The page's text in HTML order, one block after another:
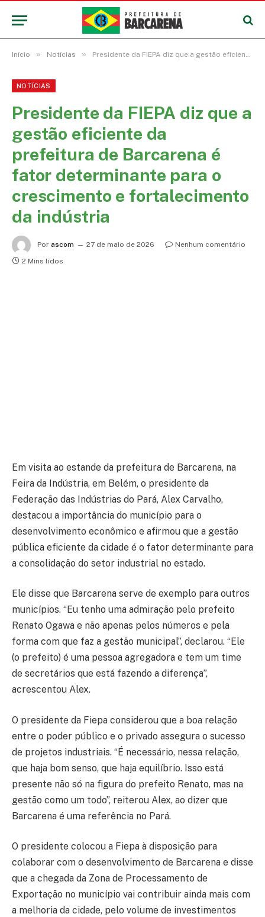
Início » Notícias » Presidente da FIEPA diz que a gestão eficiente da prefeitura de Barcarena é fator determinante para o crescimento e fortalecimento da indústria
NOTÍCIAS
Presidente da FIEPA diz que a
gestão eficiente da
prefeitura de Barcarena é
fator determinante para o
crescimento e fortalecimento
da indústria
Por ascom 27 de maio de 2026
Nenhum comentário
2 Mins lidos
Em visita ao estande da prefeitura de Barcarena, na
Feira da Indústria, em Belém, o presidente da
Federação das Indústrias do Pará, Alex Carvalho,
destacou a importância do município para o
desenvolvimento econômico e afirmou que a gestão
pública eficiente da cidade é o fator determinante para
a consolidação do setor industrial no estado.
Ele disse que Barcarena serve de exemplo para outros
municípios. “Eu tenho uma admiração pelo prefeito
Renato Ogawa e não apenas pelos números e pela
forma com que faz a gestão municipal”, declarou. “Ele
(o prefeito) é uma pessoa agregadora e tem um time
de secretários que está fazendo a diferença”,
acrescentou Alex.
O presidente da Fiepa considerou que a boa relação
entre o poder público e o privado assegura o sucesso
de projetos industriais. “É necessário, nessa relação,
que haja bom senso, que haja equilíbrio. Isso está
presente não só na figura do prefeito Renato, mas na
gestão como um todo”, reiterou Alex, ao dizer que
Barcarena é uma referência no Pará.
O presidente colocou a Fiepa à disposição para
colaborar com o desenvolvimento de Barcarena e disse
que a chegada da Zona de Processamento de
Exportação no município vai contribuir ainda mais com
a melhoria da cidade, pelo volume de investimentos